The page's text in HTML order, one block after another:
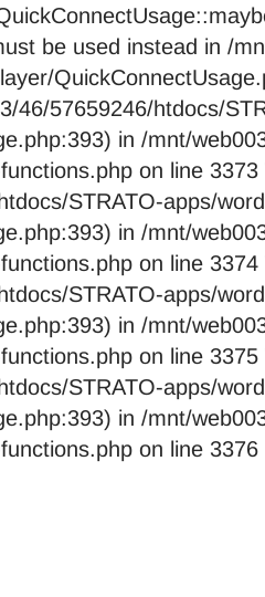
be used instead in /
57659246/htdocs/
in /mnt/
on line
STRATO-apps/
in /mnt/
on line
STRATO-apps/
in /mnt/
on line
STRATO-apps/
in /mnt/
on line 3376